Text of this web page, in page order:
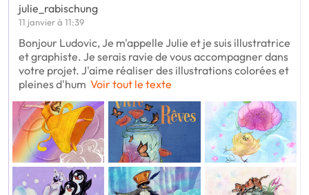
julie_rabischung
11 janvier à 11:39
Bonjour Ludovic, Je m'appelle Julie et je suis illustratrice
et graphiste. Je serais ravie de vous accompagner dans
votre projet. J'aime réaliser des illustrations colorées et
pleines d'hum Voir tout le texte